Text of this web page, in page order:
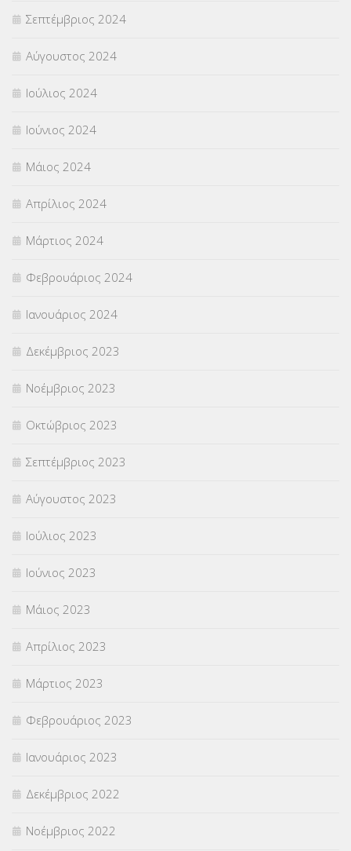
Σεπτέμβριος 2024
Αύγουστος 2024
Ιούλιος 2024
Ιούνιος 2024
Μάιος 2024
Απρίλιος 2024
Μάρτιος 2024
Φεβρουάριος 2024
Ιανουάριος 2024
Δεκέμβριος 2023
Νοέμβριος 2023
Οκτώβριος 2023
Σεπτέμβριος 2023
Αύγουστος 2023
Ιούλιος 2023
Ιούνιος 2023
Μάιος 2023
Απρίλιος 2023
Μάρτιος 2023
Φεβρουάριος 2023
Ιανουάριος 2023
Δεκέμβριος 2022
Νοέμβριος 2022